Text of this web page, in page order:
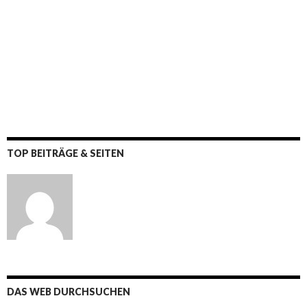
TOP BEITRÄGE & SEITEN
DAS WEB DURCHSUCHEN